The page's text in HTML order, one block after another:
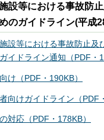
設等における事故防
のガイドライン(平成
設等における事故防止及
イドライン通知（PDF・
け（PDF・190KB）
向けガイドライン（PDF
対応（PDF・178KB）